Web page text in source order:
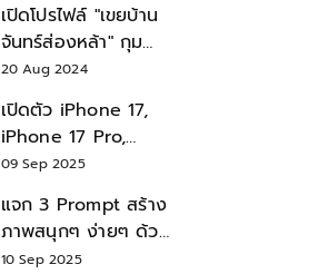
เปิดโปรไฟล์ "เขยบ้าน
จันทร์ส่องหล้า" กุม
บังเหียนธุรกิจตระกูล
"ชินวัตร"
20 Aug 2024
เปิดตัว iPhone 17,
iPhone 17 Pro,
iPhone 17 Air สเปค
09 Sep 2025
แจก 3 Prompt สร้าง
ภาพสนุกๆ ง่ายๆ ด้วย
Nano Banana ใน
10 Sep 2025